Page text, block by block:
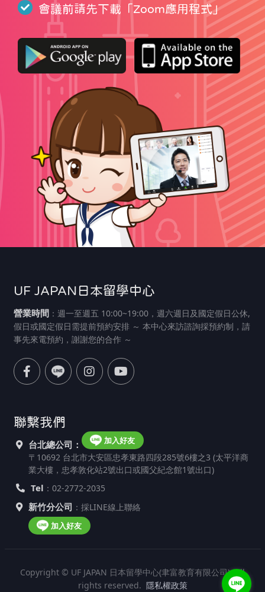
會議前請先下載「 Zoom應用程式」
UF JAPAN日本留學中心
營業時間 ：週一至週五 10:00~19:00，週六週日及國定假日公休,
假日或國定假日需提前預約安排 ～ 本中心來訪諮詢採預約制，請
事先來電預約，謝謝您的合作 ～
聯繫我們
台北總公司： 加入好友
〒10692 台北市大安區忠孝東路四段285號6樓之3 (太平洋商
業大樓，忠孝敦化站2號出口或國父紀念館1號出口)
Tel ：02-2772-2035
新竹分公司 ：採LINE線上聯絡
加入好友
Copyright © UF JAPAN 日本留學中心(聿富教育有限公司). All
rights reserved. 隱私權政策